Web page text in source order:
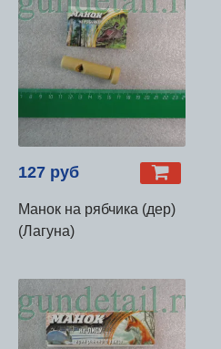
127 руб
Манок на рябчика (дер)
(Лагуна)